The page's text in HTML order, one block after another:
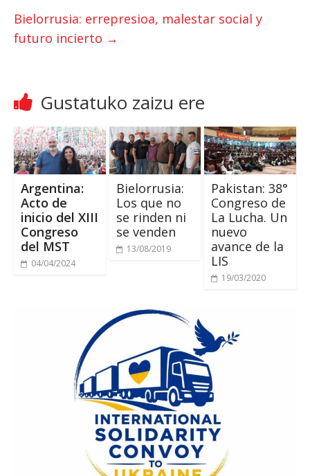
Bielorrusia: errepresioa, malestar social y
futuro incierto →
Gustatuko zaizu ere
Argentina:
Acto de
inicio del XIII
Congreso
del MST
04/04/2024
Bielorrusia:
Los que no
se rinden ni
se venden
13/08/2019
Pakistan: 38°
Congreso de
La Lucha. Un
nuevo
avance de la
LIS
19/03/2020